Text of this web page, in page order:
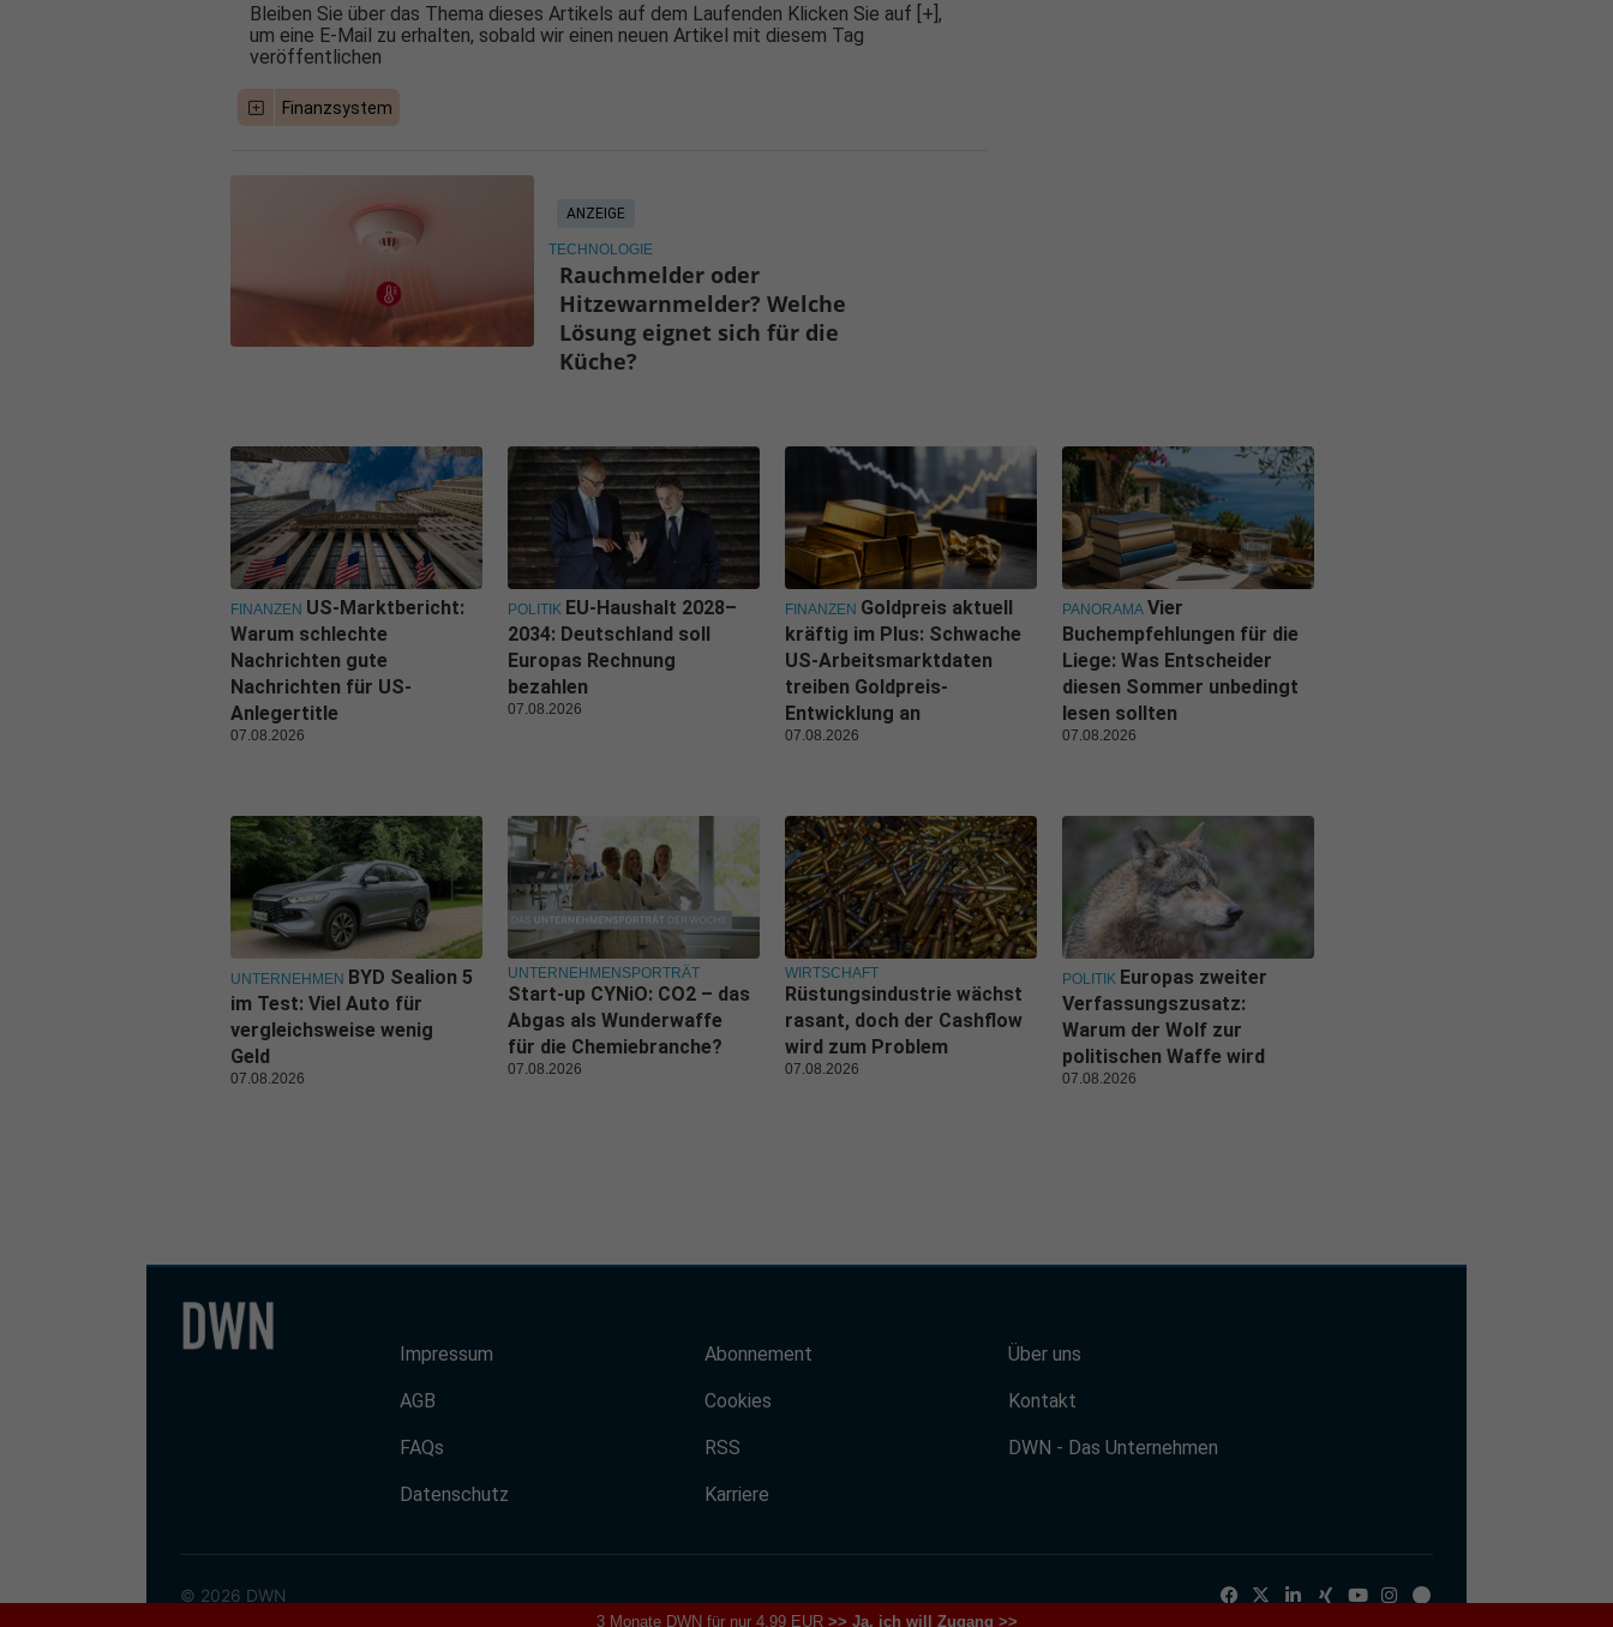
Bleiben Sie über das Thema dieses Artikels auf dem Laufenden Klicken Sie auf [+],
um eine E-Mail zu erhalten, sobald wir einen neuen Artikel mit diesem Tag
veröffentlichen
Finanzsystem
ANZEIGE
TECHNOLOGIE
Rauchmelder oder
Hitzewarnmelder? Welche
Lösung eignet sich für die
Küche?
FINANZEN US-Marktbericht:
Warum schlechte
Nachrichten gute
Nachrichten für US-
Anlegertitle
07.08.2026
POLITIK EU-Haushalt 2028–
2034: Deutschland soll
Europas Rechnung
bezahlen
07.08.2026
FINANZEN Goldpreis aktuell
kräftig im Plus: Schwache
US-Arbeitsmarktdaten
treiben Goldpreis-
Entwicklung an
07.08.2026
PANORAMA Vier
Buchempfehlungen für die
Liege: Was Entscheider
diesen Sommer unbedingt
lesen sollten
07.08.2026
UNTERNEHMEN BYD Sealion 5
im Test: Viel Auto für
vergleichsweise wenig
Geld
07.08.2026
UNTERNEHMENSPORTRÄT
Start-up CYNiO: CO2 – das
Abgas als Wunderwaffe
für die Chemiebranche?
07.08.2026
WIRTSCHAFT
Rüstungsindustrie wächst
rasant, doch der Cashflow
wird zum Problem
07.08.2026
POLITIK Europas zweiter
Verfassungszusatz:
Warum der Wolf zur
politischen Waffe wird
07.08.2026
Impressum
AGB
FAQs
Datenschutz
Abonnement
Cookies
RSS
Karriere
Über uns
Kontakt
DWN - Das Unternehmen
© 2026 DWN
3 Monate DWN für nur 4,99 EUR>> Ja, ich will Zugang >>